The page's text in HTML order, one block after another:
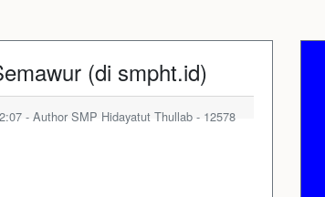
(di smpht.id)
- Author SMP Hidayatut Thullab - 12578